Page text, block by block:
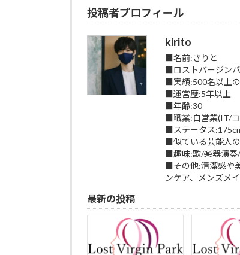
投稿者プロフィール
kirito
■名前:きりと
■ロストバージン
■実績:500名以上
■運営歴:5年以上
■年齢:30
■職業:自営業(IT/
■ステータス
■似ている芸能人
■趣味:歌/楽器演奏
■その他:清潔感や
ンケア、メンズメイ
最新の投稿